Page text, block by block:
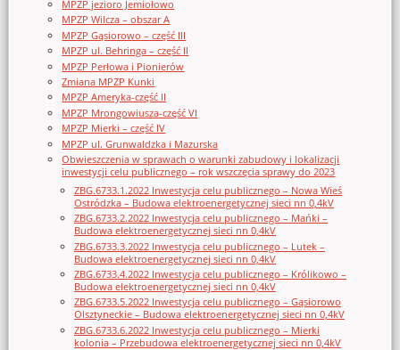
MPZP jezioro Jemiołowo
MPZP Wilcza – obszar A
MPZP Gąsiorowo – część III
MPZP ul. Behringa – część II
MPZP Perłowa i Pionierów
Zmiana MPZP Kunki
MPZP Ameryka-część II
MPZP Mrongowiusza-część VI
MPZP Mierki – część IV
MPZP ul. Grunwaldzka i Mazurska
Obwieszczenia w sprawach o warunki zabudowy i lokalizacji
inwestycji celu publicznego – rok wszczęcia sprawy do 2023
ZBG.6733.1.2022 Inwestycja celu publicznego – Nowa Wieś
Ostródzka – Budowa elektroenergetycznej sieci nn 0,4kV
ZBG.6733.2.2022 Inwestycja celu publicznego – Mańki –
Budowa elektroenergetycznej sieci nn 0,4kV
ZBG.6733.3.2022 Inwestycja celu publicznego – Lutek –
Budowa elektroenergetycznej sieci nn 0,4kV
ZBG.6733.4.2022 Inwestycja celu publicznego – Królikowo –
Budowa elektroenergetycznej sieci nn 0,4kV
ZBG.6733.5.2022 Inwestycja celu publicznego – Gąsiorowo
Olsztyneckie – Budowa elektroenergetycznej sieci nn 0,4kV
ZBG.6733.6.2022 Inwestycja celu publicznego – Mierki
kolonia – Przebudowa elektroenergetycznej sieci nn 0,4kV